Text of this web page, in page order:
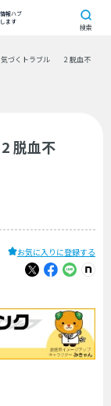
報ハブ
ます
検索
づくトラブル 2 脱血不
脱血不
お気に入りに登録する